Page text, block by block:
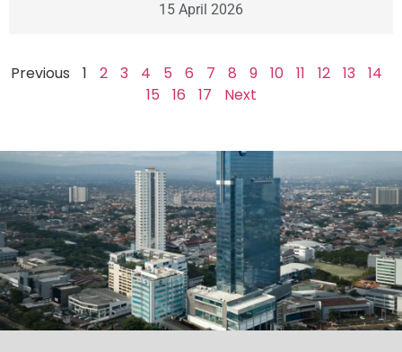
15 April 2026
Previous 1 2 3 4 5 6 7 8 9 10 11 12 13
14
15
16 17 Next